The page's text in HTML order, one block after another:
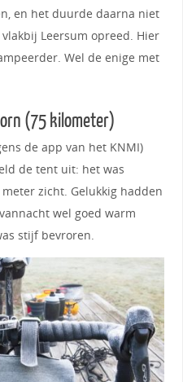
en het duurde daarna niet
Leersum opreed. Hier
Wel de enige met
(75 kilometer)
de app van het KNMI)
de tent uit: het was
zicht. Gelukkig hadden
wel goed warm
stijf bevroren.